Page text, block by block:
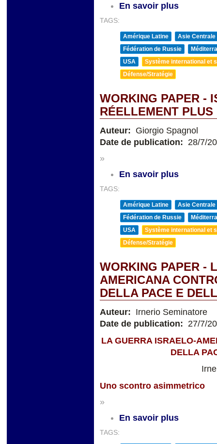
En savoir plus
TAGS:
Amérique Latine
Asie Centrale
Fédération de Russie
USA
Système international et
Défense/Stratégie
WORKING PAPER -
RÉELLEMENT
Auteur: Giorgio Spagnol
Date de publication: 28/7/
»
En savoir plus
TAGS:
Amérique Latine
Asie Centrale
Fédération de Russie
USA
Système international et
Défense/Stratégie
WORKING PAPER -
AMERICANA
DELLA PACE E
Auteur: Irnerio Seminatore
Date de publication: 27/7/
LA GUERRA ISRAELO-
DELLA
Uno scontro asimmetrico
»
En savoir plus
TAGS: